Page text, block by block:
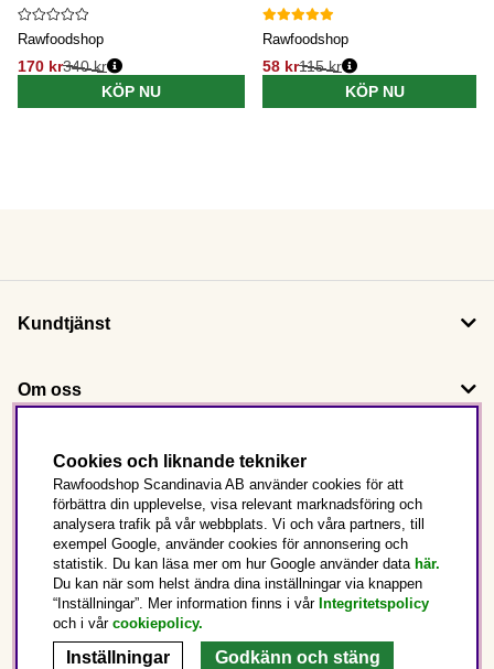
Rawfoodshop
170 kr340 kr
KÖP NU
Rawfoodshop
58 kr115 kr
KÖP NU
Kundtjänst
Om oss
Följ oss
Det här är Rawfoodshop
Sverige
Cookies och liknande tekniker
Rawfoodshop Scandinavia AB använder cookies för att
förbättra din upplevelse, visa relevant marknadsföring och
analysera trafik på vår webbplats. Vi och våra partners, till
exempel Google, använder cookies för annonsering och
statistik. Du kan läsa mer om hur Google använder data här.
Du kan när som helst ändra dina inställningar via knappen
“Inställningar”. Mer information finns i vår Integritetspolicy
och i vår cookiepolicy.
Inställningar Godkänn och stäng